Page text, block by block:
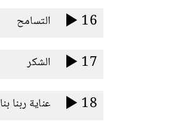
16 التسامح
17 الشكر
18 عناية ربنا بنا